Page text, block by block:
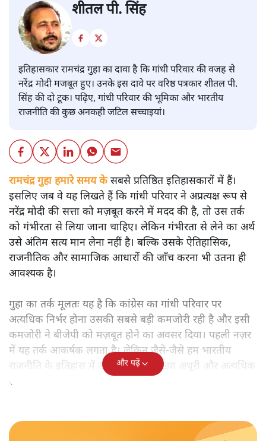
शीतल पी. सिंह
इतिहासकार रामचंद्र गुहा का दावा है कि गांधी परिवार की वजह से
नरेंद्र मोदी मजबूत हुए। उनके इस दावे पर वरिष्ठ पत्रकार शीतल पी.
सिंह की दो टूक। पढ़िए, गांधी परिवार की भूमिका और भारतीय
राजनीति की कुछ अनकही जटिल सच्चाइयां।
रामचंद्र गुहा हमारे समय केसबसे प्रतिष्ठित इतिहासकारों में हैं।
इसलिए जब वे यह लिखते हैं कि गांधी परिवार ने अप्रत्यक्ष रूप से
नरेंद्र मोदी की सत्ता को मज़बूत करने में मदद की है, तो उस तर्क
को गंभीरता से लिया जाना चाहिए। लेकिन गंभीरता से लेने का अर्थ
उसे अंतिम सत्य मान लेना नहीं है। बल्कि उसके ऐतिहासिक,
राजनीतिक और सामाजिक आधारों की जाँच करना भी उतना ही
आवश्यक है।
गुहा का तर्क मूलतः यह है कि कांग्रेस का गांधी परिवार पर
अत्यधिक निर्भर होना उसकी सबसे बड़ी कमजोरी रही है और इसी
कमजोरी ने बीजेपी को मज़बूत होने का अवसर दिया। पहली नज़र
में यह तर्क आकर्षक लगता है। लेकिन जैसे-जैसे हम भारतीय
राजनीति के इतिहास में उतरते हैं, यह व्याख्या अधूरी और अत्यधिक
सरलीकृत दिखाई देने लगती है।
और पढ़ें